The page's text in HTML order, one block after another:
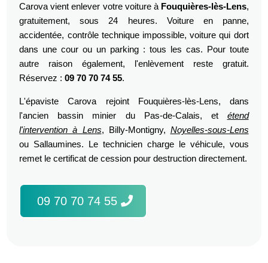
Carova vient enlever votre voiture à Fouquières-lès-Lens,
gratuitement, sous 24 heures. Voiture en panne,
accidentée, contrôle technique impossible, voiture qui dort
dans une cour ou un parking : tous les cas. Pour toute
autre raison également, l'enlèvement reste gratuit.
Réservez :09 70 70 74 55.
L'épaviste Carova rejoint Fouquières-lès-Lens, dans
l'ancien bassin minier du Pas-de-Calais, et étend
l'intervention à Lens, Billy-Montigny, Noyelles-sous-Lens
ou Sallaumines. Le technicien charge le véhicule, vous
remet le certificat de cession pour destruction directement.
09 70 70 74 55